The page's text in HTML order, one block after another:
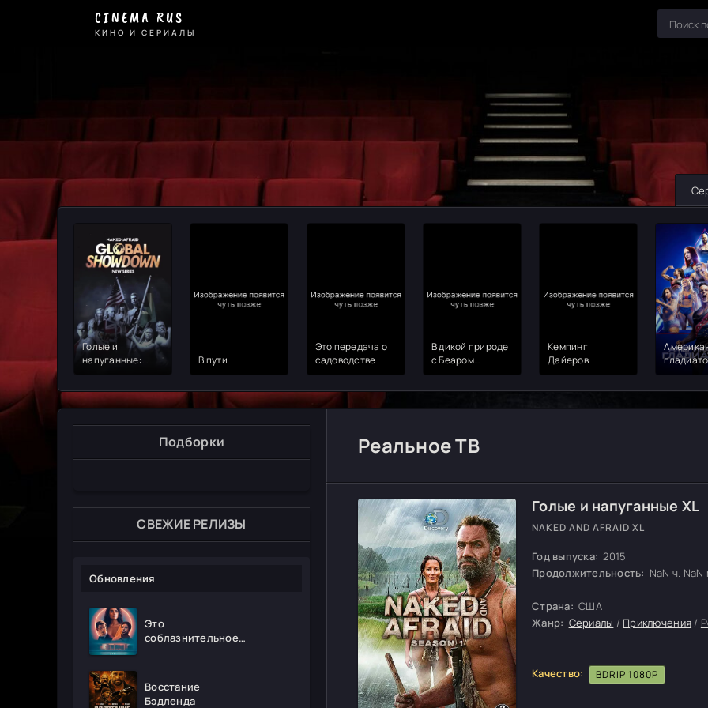
Cinema
CINEMA RUS
КИНО И СЕРИАЛЫ
Голые и
напуганные:
Глобальное
В пути
Это передача о
садоводстве
В дикой природе
с Беаром
Гриллсом
Кемпинг
Дайеров
Подборки
СВЕЖИЕ РЕЛИЗЫ
Обновления
Это
соблазнительное
Восстание
Бэдленда
Реальное ТВ
Голые и напуганные XL
NAKED AND AFRAID XL
Год выпуска: 2015
Продолжительность: NaN ч.
Страна: США
Жанр: Сериалы / Приключения /
Качество: BDRIP 1080P